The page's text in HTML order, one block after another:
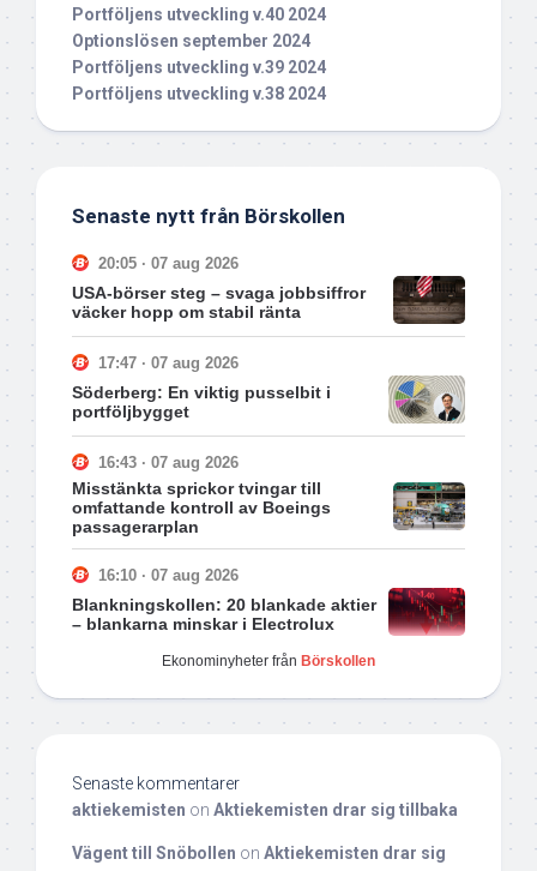
Portföljens utveckling v.40 2024
Optionslösen september 2024
Portföljens utveckling v.39 2024
Portföljens utveckling v.38 2024
Senaste nytt från Börskollen
20:05 · 07 aug 2026
USA-börser steg – svaga jobbsiffror
väcker hopp om stabil ränta
17:47 · 07 aug 2026
Söderberg: En viktig pusselbit i
portföljbygget
16:43 · 07 aug 2026
Misstänkta sprickor tvingar till
omfattande kontroll av Boeings
passagerarplan
16:10 · 07 aug 2026
Blankningskollen: 20 blankade aktier
– blankarna minskar i Electrolux
Ekonominyheter från Börskollen
Senaste kommentarer
aktiekemisten on Aktiekemisten drar sig tillbaka
Vägent till Snöbollen on Aktiekemisten drar sig